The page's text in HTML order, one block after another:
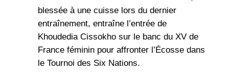
blessée à une cuisse lors du dernier
entraînement, entraîne l’entrée de
Khoudedia Cissokho sur le banc du XV de
France féminin pour affronter l’Écosse dans
le Tournoi des Six Nations.